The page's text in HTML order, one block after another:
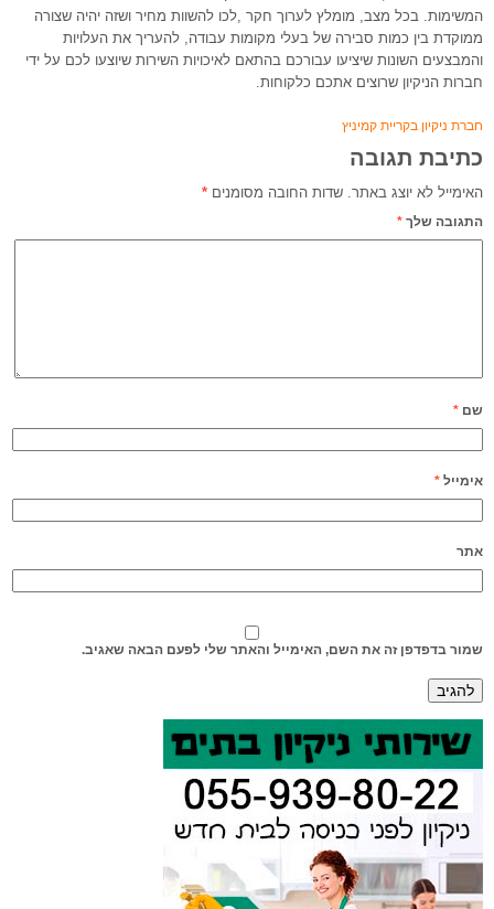
המשימות. בכל מצב, מומלץ לערוך חקר ,לכו להשוות מחיר ושזה יהיה שצורה
ממוקדת בין כמות סבירה של בעלי מקומות עבודה, להעריך את העלויות
והמבצעים השונות שיציעו עבורכם בהתאם לאיכויות השירות שיוצעו לכם על ידי
חברות הניקיון שרוצים אתכם כלקוחות.
חברת ניקיון בקריית קמיניץ
כתיבת תגובה
האימייל לא יוצג באתר. שדות החובה מסומנים *
התגובה שלך *
שם *
אימייל *
אתר
שמור בדפדפן זה את השם, האימייל והאתר שלי לפעם הבאה שאגיב.